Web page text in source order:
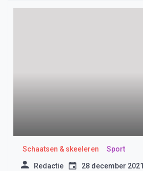
Schaatsen & skeeleren Sport
Redactie 28 december 2021